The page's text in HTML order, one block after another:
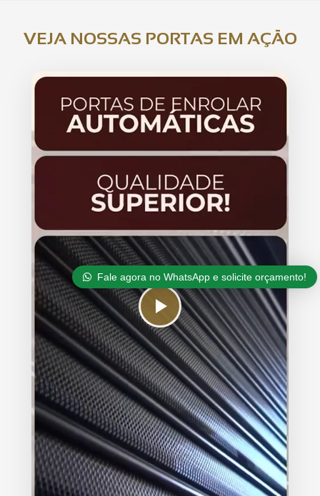
VEJA NOSSAS PORTAS EM AÇÃO
Fale agora no WhatsApp e solicite orçamento!